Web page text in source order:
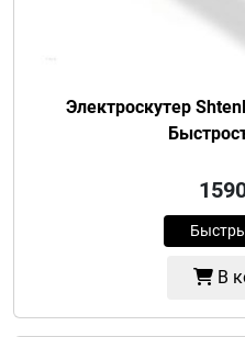
Электроскутер
В